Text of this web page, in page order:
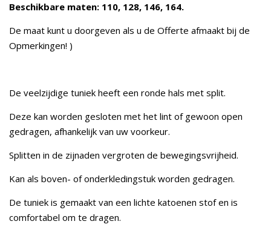
Beschikbare maten: 110, 128, 146, 164.
De maat kunt u doorgeven als u de Offerte afmaakt bij de
Opmerkingen! )
De veelzijdige tuniek heeft een ronde hals met split.
Deze kan worden gesloten met het lint of gewoon open
gedragen, afhankelijk van uw voorkeur.
Splitten in de zijnaden vergroten de bewegingsvrijheid.
Kan als boven- of onderkledingstuk worden gedragen.
De tuniek is gemaakt van een lichte katoenen stof en is
comfortabel om te dragen.